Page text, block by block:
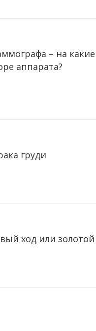
– на какие
аппарата?
груди
ход или золотой